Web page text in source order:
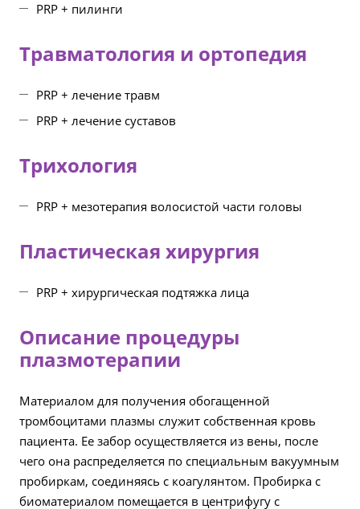
PRP + пилинги
Травматология и ортопедия
PRP + лечение травм
PRP + лечение суставов
Трихология
PRP + мезотерапия волосистой части головы
Пластическая хирургия
PRP + хирургическая подтяжка лица
Описание процедуры
плазмотерапии
Материалом для получения обогащенной
тромбоцитами плазмы служит собственная кровь
пациента. Ее забор осуществляется из вены, после
чего она распределяется по специальным вакуумным
пробиркам, соединяясь с коагулянтом. Пробирка с
биоматериалом помещается в центрифугу с